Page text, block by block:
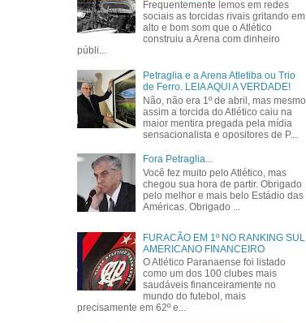
Frequentemente lemos em redes
sociais as torcidas rivais gritando em
alto e bom som que o Atlético
construiu a Arena com dinheiro
públi...
Petraglia e a Arena Atletiba ou Trio
de Ferro. LEIA AQUI A VERDADE!
Não, não era 1º de abril, mas mesmo
assim a torcida do Atlético caiu na
maior mentira pregada pela mídia
sensacionalista e opositores de P...
Fora Petraglia...
Você fez muito pelo Atlético, mas
chegou sua hora de partir. Obrigado
pelo melhor e mais belo Estádio das
Américas. Obrigado ...
FURACÃO EM 1º NO RANKING SUL
AMERICANO FINANCEIRO
O Atlético Paranaense foi listado
como um dos 100 clubes mais
saudáveis financeiramente no
mundo do futebol, mais
precisamente em 62º e...